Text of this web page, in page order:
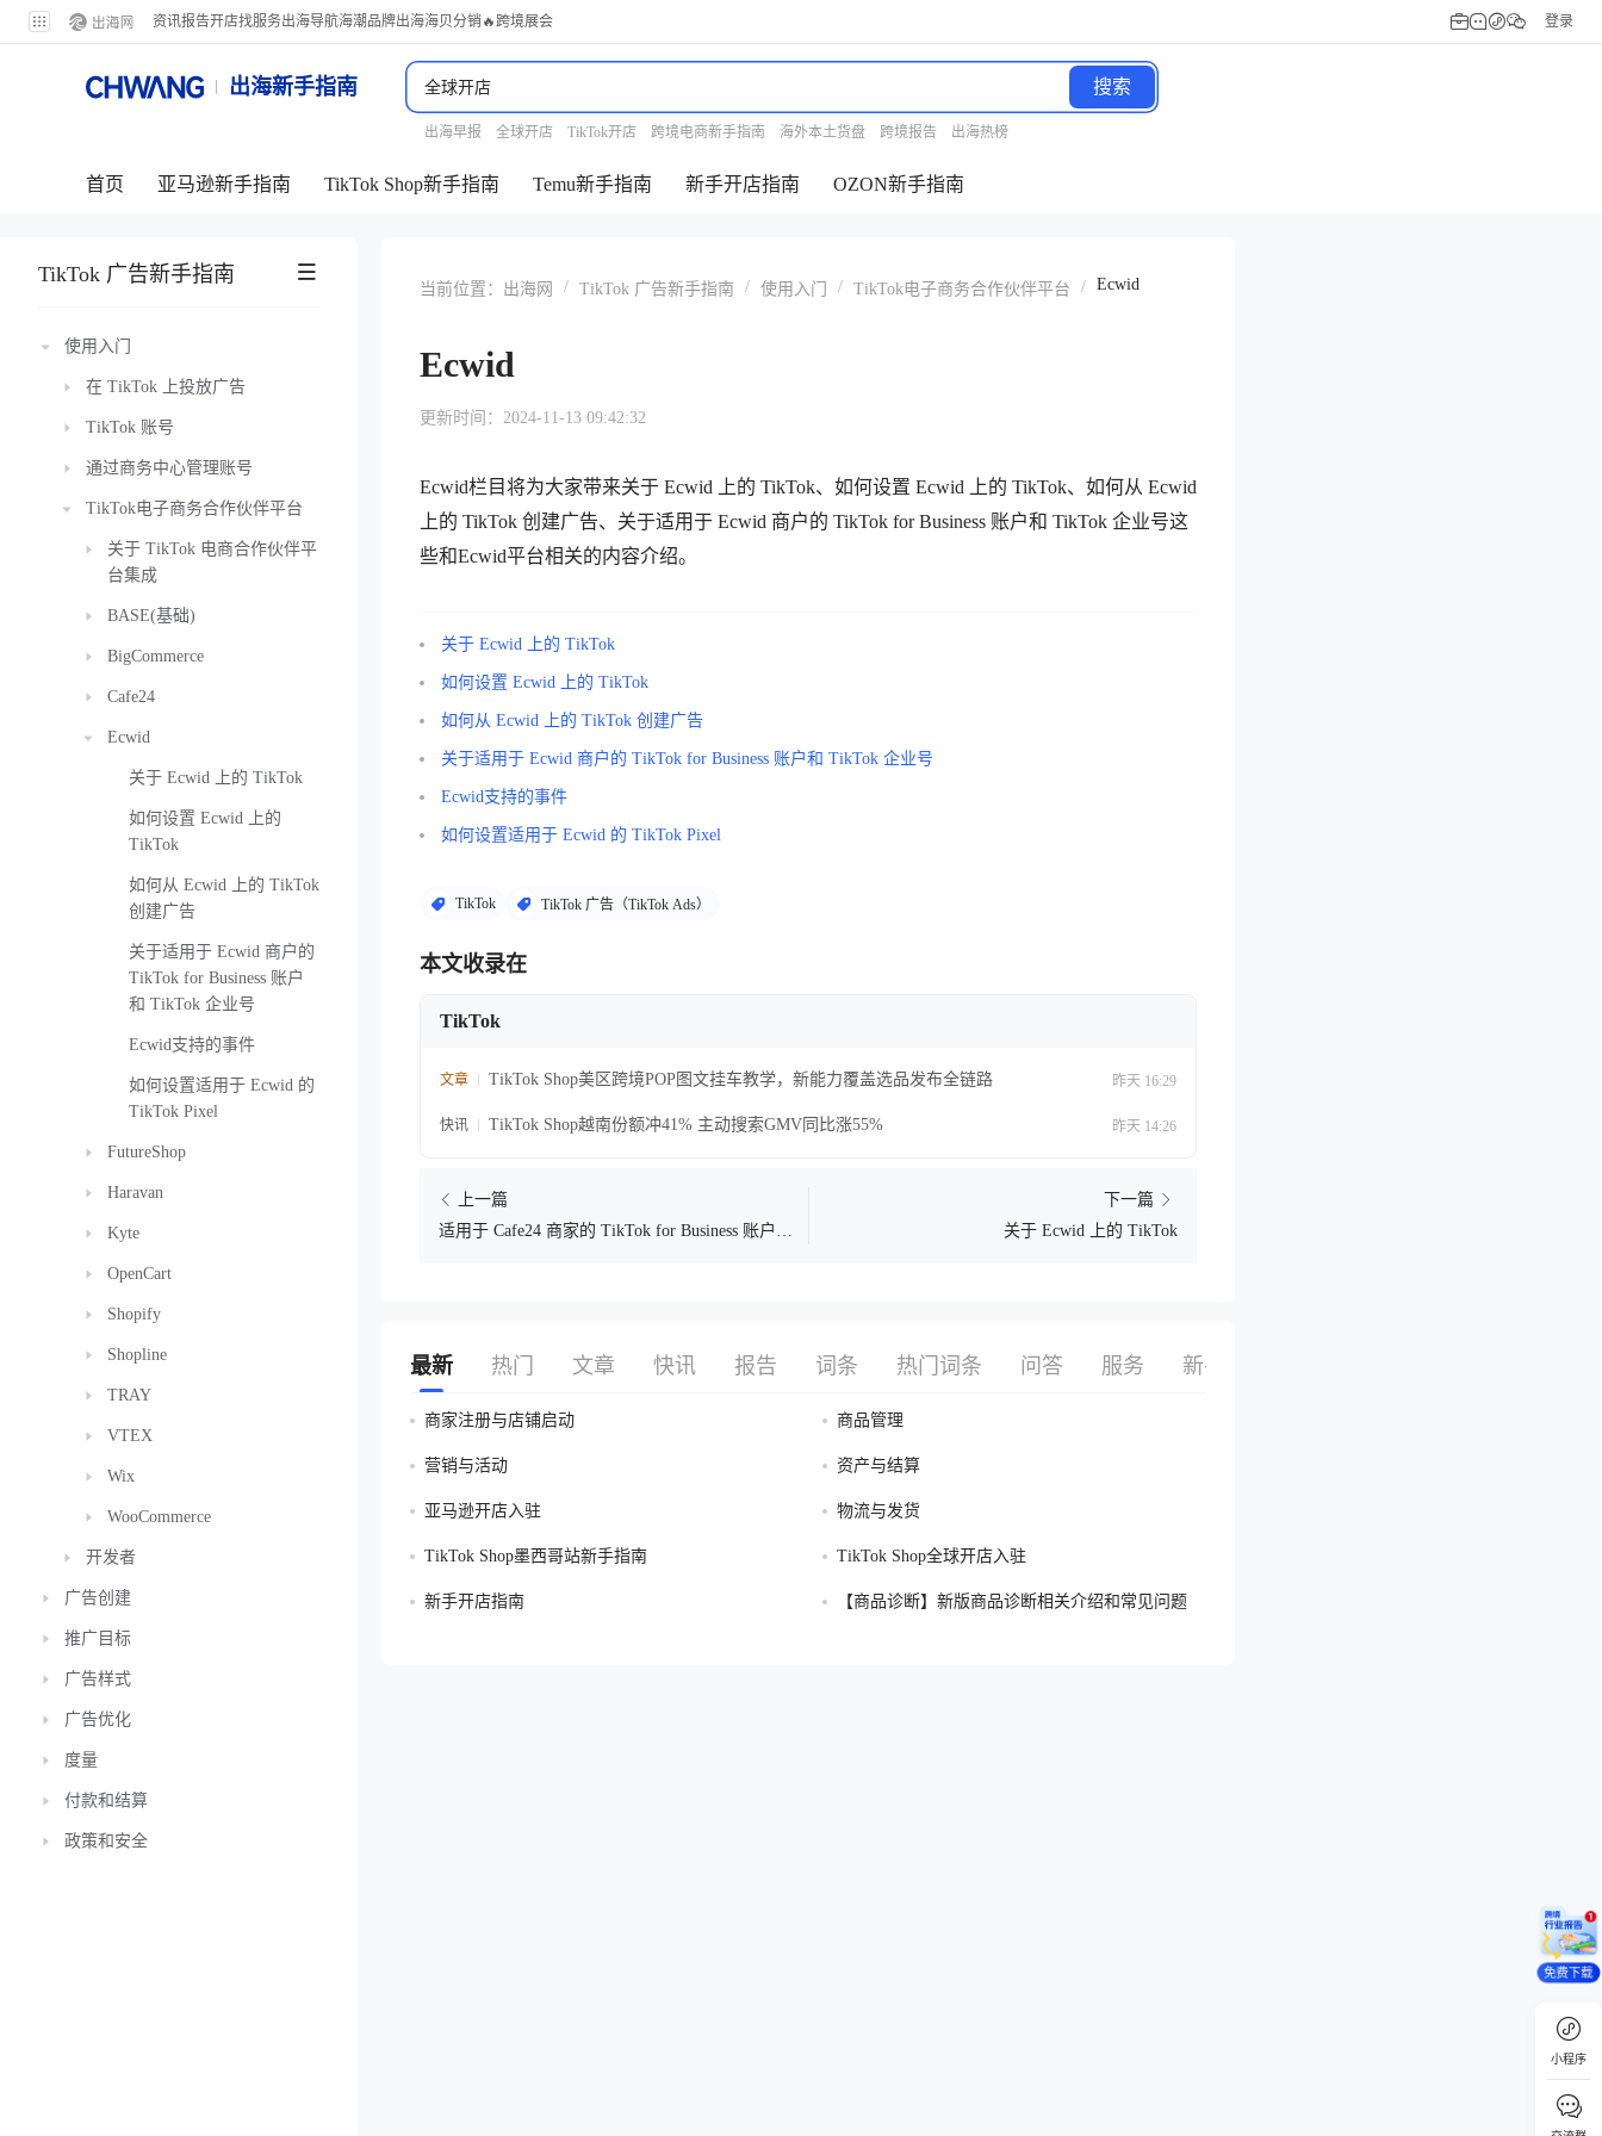
资讯报告开店找服务出海导航海潮品牌出海海贝分销 🔥跨境展会 登录
出海新手指南 搜索
出海早报 全球开店 TikTok开店 跨境电商新手指南 海外本土货盘 跨境报告 出海热榜
首页 亚马逊新手指南 TikTok Shop新手指南 Temu新手指南 新手开店指南 OZON新手指南
TikTok 广告新手指南
使用入门
在 TikTok 上投放广告
TikTok 账号
通过商务中心管理账号
TikTok电子商务合作伙伴平台
关于 TikTok 电商合作伙伴平
台集成
BASE(基础)
BigCommerce
Cafe24
Ecwid
关于 Ecwid 上的 TikTok
如何设置 Ecwid 上的
TikTok
如何从 Ecwid 上的 TikTok
创建广告
关于适用于 Ecwid 商户的
TikTok for Business 账户
和 TikTok 企业号
Ecwid支持的事件
如何设置适用于 Ecwid 的
TikTok Pixel
FutureShop
Haravan
Kyte
OpenCart
Shopify
Shopline
TRAY
VTEX
Wix
WooCommerce
开发者
广告创建
推广目标
广告样式
广告优化
度量
付款和结算
政策和安全
当前位置： 出海网 / TikTok 广告新手指南 / 使用入门 / TikTok电子商务合作伙伴平台 / Ecwid
Ecwid
更新时间：2024-11-13 09:42:32
Ecwid栏目将为大家带来关于 Ecwid 上的 TikTok、如何设置 Ecwid 上的 TikTok、如何从 Ecwid
上的 TikTok 创建广告、关于适用于 Ecwid 商户的 TikTok for Business 账户和 TikTok 企业号这
些和Ecwid平台相关的内容介绍。
关于 Ecwid 上的 TikTok
如何设置 Ecwid 上的 TikTok
如何从 Ecwid 上的 TikTok 创建广告
关于适用于 Ecwid 商户的 TikTok for Business 账户和 TikTok 企业号
Ecwid支持的事件
如何设置适用于 Ecwid 的 TikTok Pixel
TikTok TikTok 广告（TikTok Ads）
本文收录在
TikTok
文章 TikTok Shop美区跨境POP图文挂车教学，新能力覆盖选品发布全链路 昨天 16:29
快讯 TikTok Shop越南份额冲41% 主动搜索GMV同比涨55% 昨天 14:26
上一篇
适用于 Cafe24 商家的 TikTok for Business 账户和
下一篇
关于 Ecwid 上的 TikTok
最新 热门 文章 快讯 报告 词条 热门词条 问答 服务 新手指南
商家注册与店铺启动 商品管理
营销与活动 资产与结算
亚马逊开店入驻 物流与发货
TikTok Shop墨西哥站新手指南 TikTok Shop全球开店入驻
新手开店指南 【商品诊断】新版商品诊断相关介绍和常见问题
免费下载
小程序